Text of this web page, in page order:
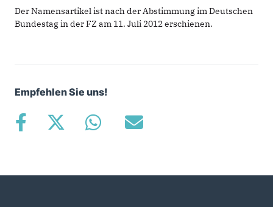
Der Namensartikel ist nach der Abstimmung im Deutschen
Bundestag in der FZ am 11. Juli 2012 erschienen.
Empfehlen Sie uns!